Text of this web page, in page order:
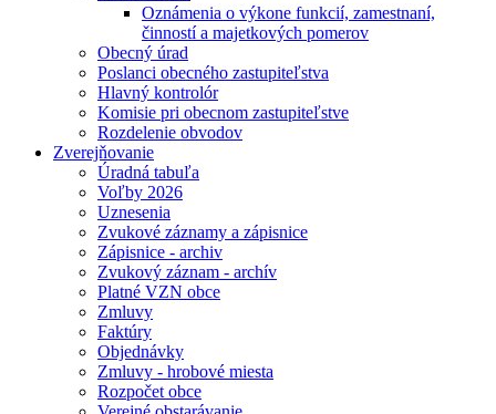
Oznámenia o výkone funkcií, zamestnaní,
činností a majetkových pomerov
Obecný úrad
Poslanci obecného zastupiteľstva
Hlavný kontrolór
Komisie pri obecnom zastupiteľstve
Rozdelenie obvodov
Zverejňovanie
Úradná tabuľa
Voľby 2026
Uznesenia
Zvukové záznamy a zápisnice
Zápisnice - archiv
Zvukový záznam - archív
Platné VZN obce
Zmluvy
Faktúry
Objednávky
Zmluvy - hrobové miesta
Rozpočet obce